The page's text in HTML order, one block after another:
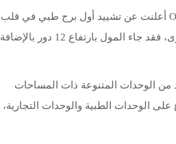
شركة عنوان للتطوير العقاري والمطورة لمشروع Oxygen Medical Tower أعلنت عن تشييد أول برج طبي في قلب
العاصمة الادارية الجديدة، والتي طبيعته تختلف عن مختلف المولات الأخرى، فقد جاء المول بارتفاع 12 دور بالإضافة
من الوحدات المتنوعة ذات المساحات
الوحدات الطبية والوحدات التجارية،